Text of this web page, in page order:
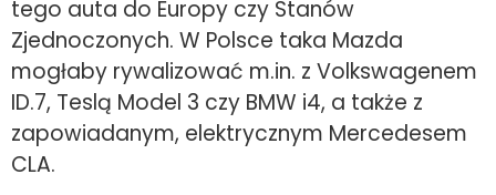
tego auta do Europy czy Stanów
Zjednoczonych. W Polsce taka Mazda
mogłaby rywalizować m.in. z Volkswagenem
ID.7, Teslą Model 3 czy BMW i4, a także z
zapowiadanym, elektrycznym Mercedesem
CLA.